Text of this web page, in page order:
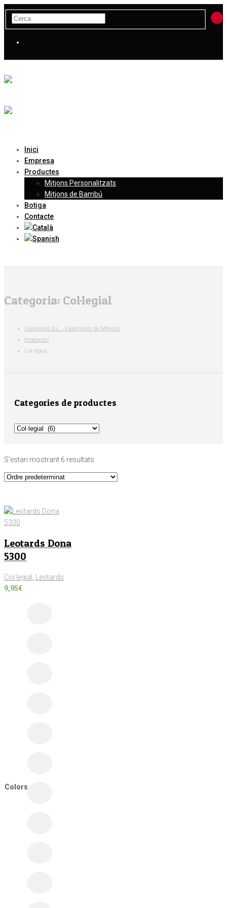
Inici
Empresa
Productes
Mitjons Personalitzats
Mitjons de Bambú
Botiga
Contacte
Categoria: Col·legial
Calcelinea S.L. - Fabricants de Mitjons
Productes
Col·legial
Categories de productes
S'estan mostrant 6 resultats
Leotards Dona
5300
Col·legial Leotards
9,95€
Colors